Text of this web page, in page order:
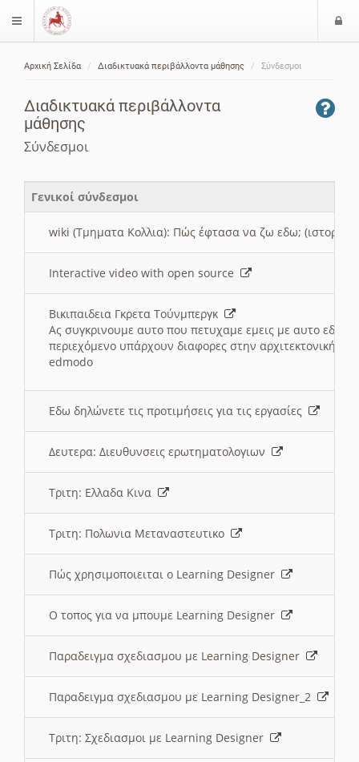
$langMenu
Αρχική Σελίδα Διαδικτυακά περιβάλλοντα μάθησης Σύνδεσμοι
Διαδικτυακά περιβάλλοντα
μάθησης
Σύνδεσμοι
Γενικοί σύνδεσμοι
wiki (Τμηματα Κολλια): Πώς έφτασα να ζω εδω; (ιστορια)
Interactive video with open source
Βικιπαιδεια Γκρετα Τούνμπεργκ
Ας συγκρινουμε αυτο που πετυχαμε εμεις με αυτο εδω
περιεχόμενο υπάρχουν διαφορες στην αρχιτεκτονική
edmodo
Εδω δηλώνετε τις προτιμήσεις για τις εργασίες
Δευτερα: Διευθυνσεις ερωτηματολογιων
Τριτη: Ελλαδα Κινα
Τριτη: Πολωνια Μεταναστευτικο
Πώς χρησιμοποιειται ο Learning Designer
O τοπος για να μπουμε Learning Designer
Παραδειγμα σχεδιασμου με Learning Designer
Παραδειγμα σχεδιασμου με Learning Designer_2
Τριτη: Σχεδιασμοι με Learning Designer